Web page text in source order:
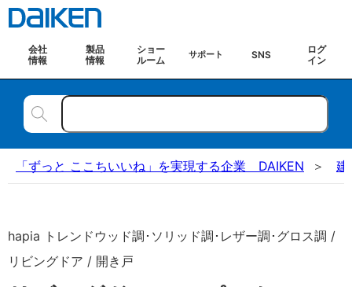
会社
情報
製品
情報
ショー
ルーム
サポート SNS
ログ
イン
「ずっと ここちいいね」を実現する企業 DAIKEN 建
hapia トレンドウッド調･ソリッド調･レザー調･グロス調 /
リビングドア / 開き戸